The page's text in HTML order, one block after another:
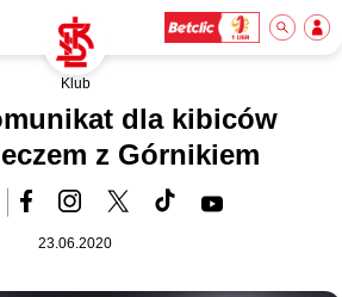
Klub
dla kibiców
z Górnikiem
23.06.2020